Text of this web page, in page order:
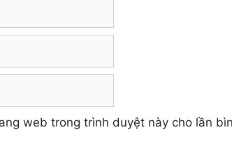
web trong trình duyệt này cho lần